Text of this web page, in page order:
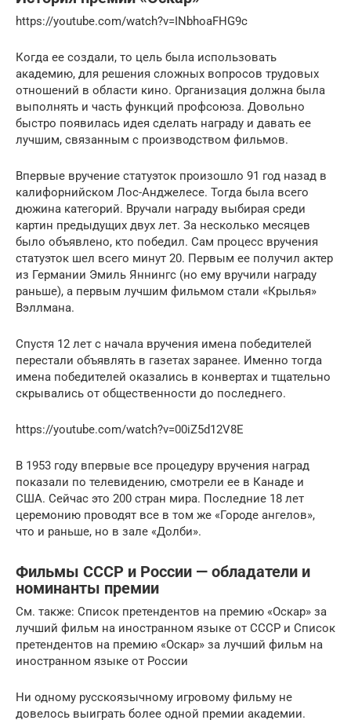
https://youtube.com/watch?v=INbhoaFHG9c
Когда ее создали, то цель была использовать
академию, для решения сложных вопросов трудовых
отношений в области кино. Организация должна была
выполнять и часть функций профсоюза. Довольно
быстро появилась идея сделать награду и давать ее
лучшим, связанным с производством фильмов.
Впервые вручение статуэток произошло 91 год назад в
калифорнийском Лос-Анджелесе. Тогда была всего
дюжина категорий. Вручали награду выбирая среди
картин предыдущих двух лет. За несколько месяцев
было объявлено, кто победил. Сам процесс вручения
статуэток шел всего минут 20. Первым ее получил актер
из Германии Эмиль Яннингс (но ему вручили награду
раньше), а первым лучшим фильмом стали «Крылья»
Вэллмана.
Спустя 12 лет с начала вручения имена победителей
перестали объявлять в газетах заранее. Именно тогда
имена победителей оказались в конвертах и тщательно
скрывались от общественности до последнего.
https://youtube.com/watch?v=00iZ5d12V8E
В 1953 году впервые все процедуру вручения наград
показали по телевидению, смотрели ее в Канаде и
США. Сейчас это 200 стран мира. Последние 18 лет
церемонию проводят все в том же «Городе ангелов»,
что и раньше, но в зале «Долби».
Фильмы СССР и России — обладатели и
номинанты премии
См. также: Список претендентов на премию «Оскар» за
лучший фильм на иностранном языке от СССР и Список
претендентов на премию «Оскар» за лучший фильм на
иностранном языке от России
Ни одному русскоязычному игровому фильму не
довелось выиграть более одной премии академии.